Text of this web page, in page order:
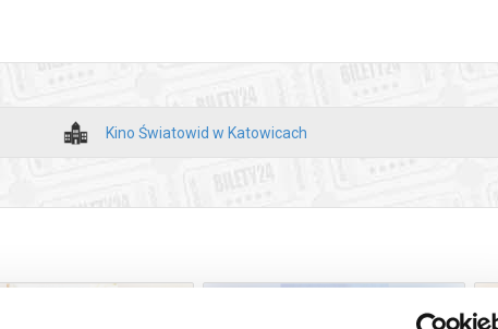
Kino Światowid w Katowicach